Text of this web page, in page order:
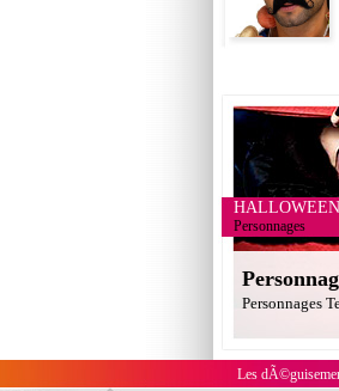
HALLOWEEN
Personnages
Personnages
Les